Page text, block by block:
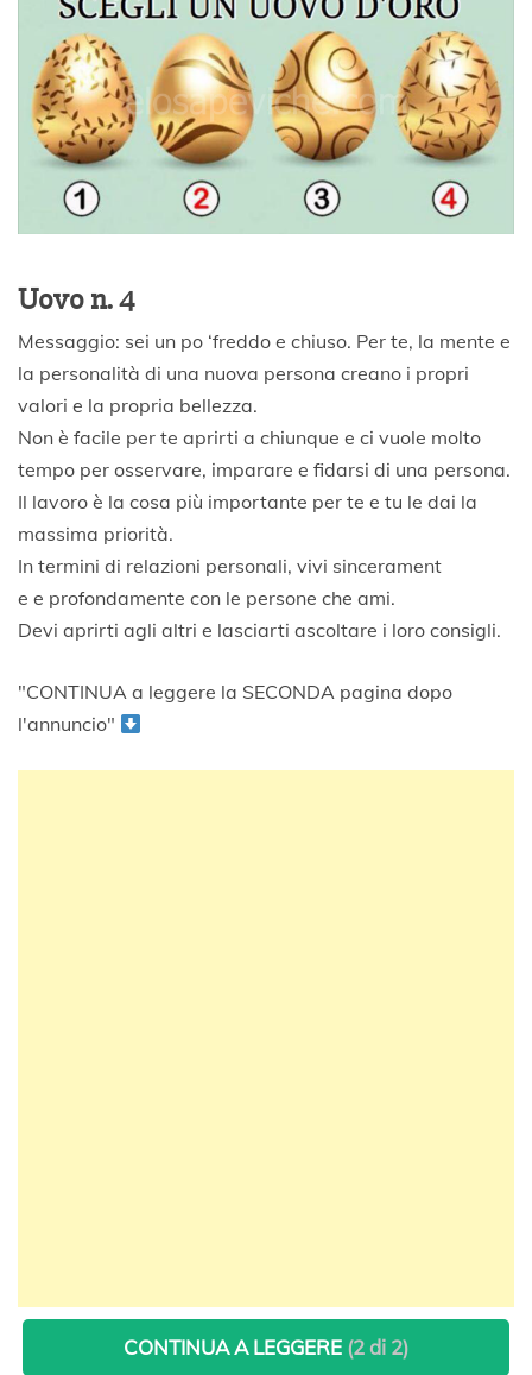
Uovo n. 4
Messaggio: sei un po ‘freddo e chiuso. Per te, la mente e
la personalità di una nuova persona creano i propri
valori e la propria bellezza.
Non è facile per te aprirti a chiunque e ci vuole molto
tempo per osservare, imparare e fidarsi di una persona.
Il lavoro è la cosa più importante per te e tu le dai la
massima priorità.
In termini di relazioni personali, vivi sincerament
e e profondamente con le persone che ami.
Devi aprirti agli altri e lasciarti ascoltare i loro consigli.
"CONTINUA a leggere la SECONDA pagina dopo
l'annuncio"
CONTINUA A LEGGERE (2 di 2)